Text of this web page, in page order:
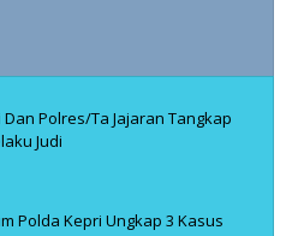
Polres/Ta Jajaran Tangkap
Judi
Polda Kepri Ungkap 3 Kasus